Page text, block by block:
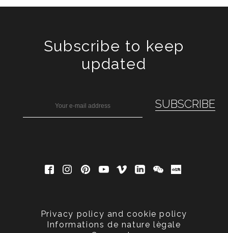
Subscribe to keep
updated
Privacy policy and cookie policy
Informations de nature lègale